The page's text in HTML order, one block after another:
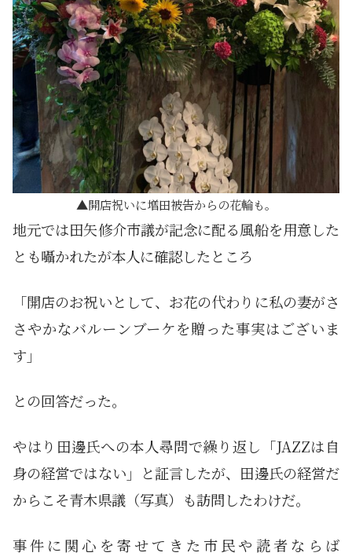
開店祝いに増田被告からの花輪も。
地元では田矢修介市議が記念に配る風船を用意した
とも囁かれたが本人に確認したところ
「開店のお祝いとして、お花の代わりに私の妻がさ
さやかなバルーンブーケを贈った事実はございま
す」
との回答だった。
やはり田邊氏への本人尋問で繰り返し「JAZZは自
身の経営ではない」と証言したが、田邊氏の経営だ
からこそ青木県議（写真）も訪問したわけだ。
事件に関心を寄せてきた市民や読者ならば